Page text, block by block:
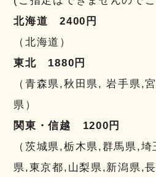
北海道 2400円
（北海道）
東北 1880円
（青森県,秋田県, 岩手県,
県）
関東・信越 1200円
（茨城県,栃木県,群馬県,埼
県,東京都,山梨県,新潟県,長